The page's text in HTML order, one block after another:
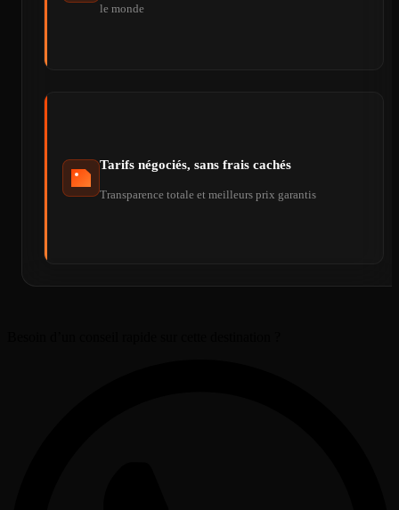
le monde
Tarifs négociés, sans frais cachés
Transparence totale et meilleurs prix garantis